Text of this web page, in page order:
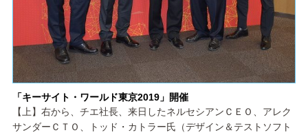
「キーサイト・ワールド東京2019」開催
【上】右から、チエ社長、来日したネルセシアンＣＥＯ、アレク
サンダーＣＴＯ、トッド・カトラー氏（デザイン＆テストソフト